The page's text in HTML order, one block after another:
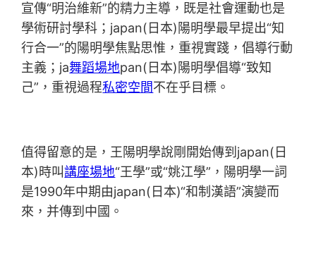
宣傳“明治維新”的精力主導，既是社會運動也是
學術研討學科；japan(日本)陽明學最早提出“知
行合一”的陽明學焦點思惟，重視實踐，倡導行動
主義；ja舞蹈場地pan(日本)陽明學倡導“致知
己”，重視過程私密空間不在乎目標。
值得留意的是，王陽明學說剛開始傳到japan(日
本)時叫講座場地“王學”或“姚江學”，陽明學一詞
是1990年中期由japan(日本)“和制漢語”演變而
來，并傳到中國。